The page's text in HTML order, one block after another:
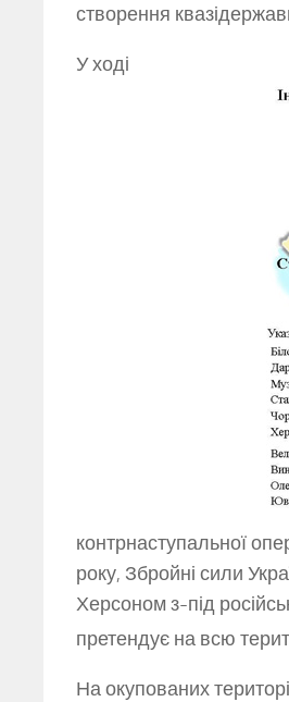
створення
У ході
контрнаступальної
року, Збройні сили
Херсоном з-під
претендує на всю
На окупованих